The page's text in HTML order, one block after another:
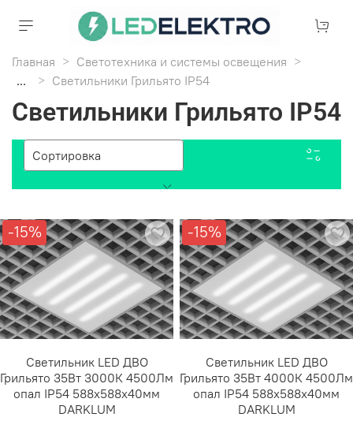
Главная
Светотехника и системы освещения
...
Светильники Грильято IP54
Светильники Грильято IP54
-15%
Светильник LED ДВО
Грильято 35Вт 3000К 4500Лм
опал IP54 588х588х40мм
DARKLUM
-15%
Светильник LED ДВО
Грильято 35Вт 4000К 4500Лм
опал IP54 588х588х40мм
DARKLUM